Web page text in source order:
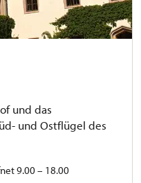
und das
und Ostflügel des
9.00 – 18.00